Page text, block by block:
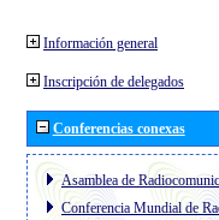
Información general
Inscripción de delegados
Conferencias conexas
Asamblea de
Conferencia Mundial de